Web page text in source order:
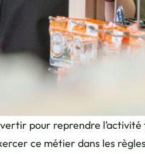
pour reprendre
ce métier dans les